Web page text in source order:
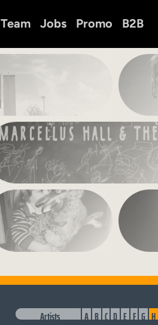
Team Jobs Promo B2B
Artists A B C D E F G H